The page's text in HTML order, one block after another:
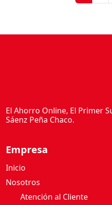
El Ahorro Online, El Primer
Sáenz Peña Chaco.
Empresa
Inicio
Nosotros
Atención al Cliente